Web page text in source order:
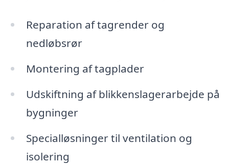
Reparation af tagrender og
nedløbsrør
Montering af tagplader
Udskiftning af blikkenslagerarbejde på
bygninger
Specialløsninger til ventilation og
isolering